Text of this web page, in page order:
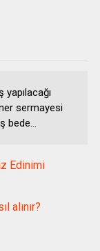
yapılacağı
sermayesi
Edinimi
alınır?